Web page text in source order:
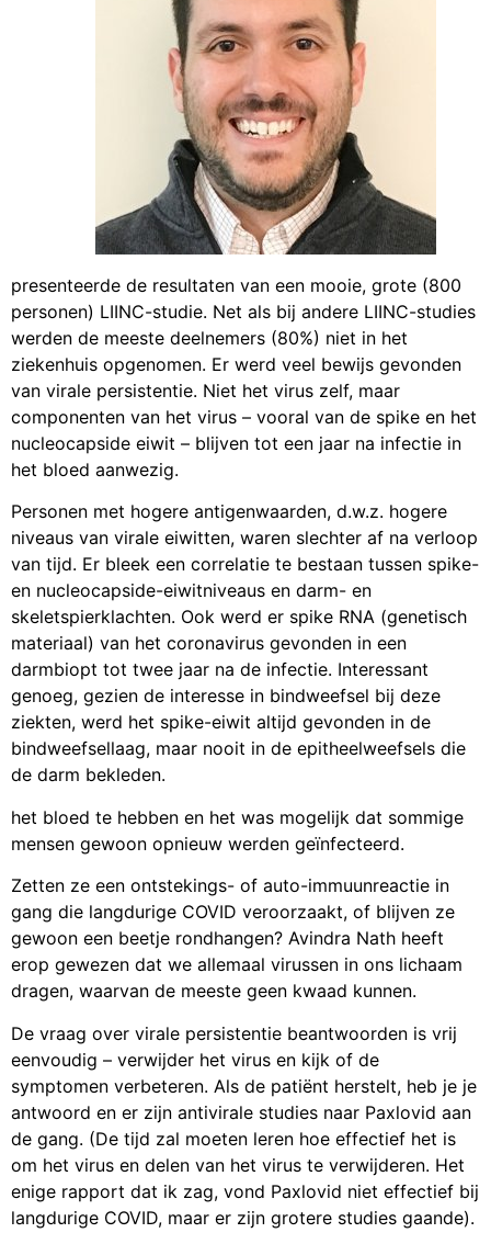
presenteerde de resultaten van een mooie, grote (800
personen) LIINC-studie. Net als bij andere LIINC-studies
werden de meeste deelnemers (80%) niet in het
ziekenhuis opgenomen. Er werd veel bewijs gevonden
van virale persistentie. Niet het virus zelf, maar
componenten van het virus – vooral van de spike en het
nucleocapside eiwit – blijven tot een jaar na infectie in
het bloed aanwezig.
Personen met hogere antigenwaarden, d.w.z. hogere
niveaus van virale eiwitten, waren slechter af na verloop
van tijd. Er bleek een correlatie te bestaan tussen spike-
en nucleocapside-eiwitniveaus en darm- en
skeletspierklachten. Ook werd er spike RNA (genetisch
materiaal) van het coronavirus gevonden in een
darmbiopt tot twee jaar na de infectie. Interessant
genoeg, gezien de interesse in bindweefsel bij deze
ziekten, werd het spike-eiwit altijd gevonden in de
bindweefsellaag, maar nooit in de epitheelweefsels die
de darm bekleden.
het bloed te hebben en het was mogelijk dat sommige
mensen gewoon opnieuw werden geïnfecteerd.
Zetten ze een ontstekings- of auto-immuunreactie in
gang die langdurige COVID veroorzaakt, of blijven ze
gewoon een beetje rondhangen? Avindra Nath heeft
erop gewezen dat we allemaal virussen in ons lichaam
dragen, waarvan de meeste geen kwaad kunnen.
De vraag over virale persistentie beantwoorden is vrij
eenvoudig – verwijder het virus en kijk of de
symptomen verbeteren. Als de patiënt herstelt, heb je je
antwoord en er zijn antivirale studies naar Paxlovid aan
de gang. (De tijd zal moeten leren hoe effectief het is
om het virus en delen van het virus te verwijderen. Het
enige rapport dat ik zag, vond Paxlovid niet effectief bij
langdurige COVID, maar er zijn grotere studies gaande).